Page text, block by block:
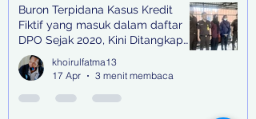
Buron Terpidana Kasus Kredit
Fiktif yang masuk dalam daftar
DPO Sejak 2020, Kini Ditangkap
Kejari Surabaya
khoirulfatma13
17 Apr
3 menit membaca